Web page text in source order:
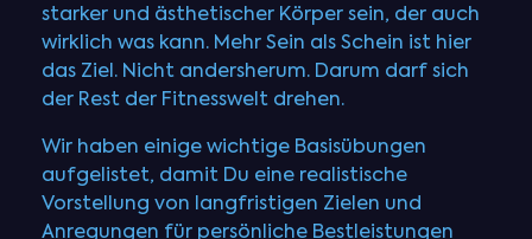
starker und ästhetischer Körper sein, der auch
wirklich was kann. Mehr Sein als Schein ist hier
das Ziel. Nicht andersherum. Darum darf sich
der Rest der Fitnesswelt drehen.
Wir haben einige wichtige Basisübungen
aufgelistet, damit Du eine realistische
Vorstellung von langfristigen Zielen und
Anregungen für persönliche Bestleistungen